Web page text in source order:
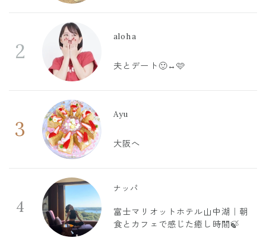
2
aloha
夫とデート🙂‍↔️🩷
3
Ayu
大阪へ
4
ナッパ
富士マリオットホテル山中湖｜朝
食とカフェで感じた癒し時間🍃